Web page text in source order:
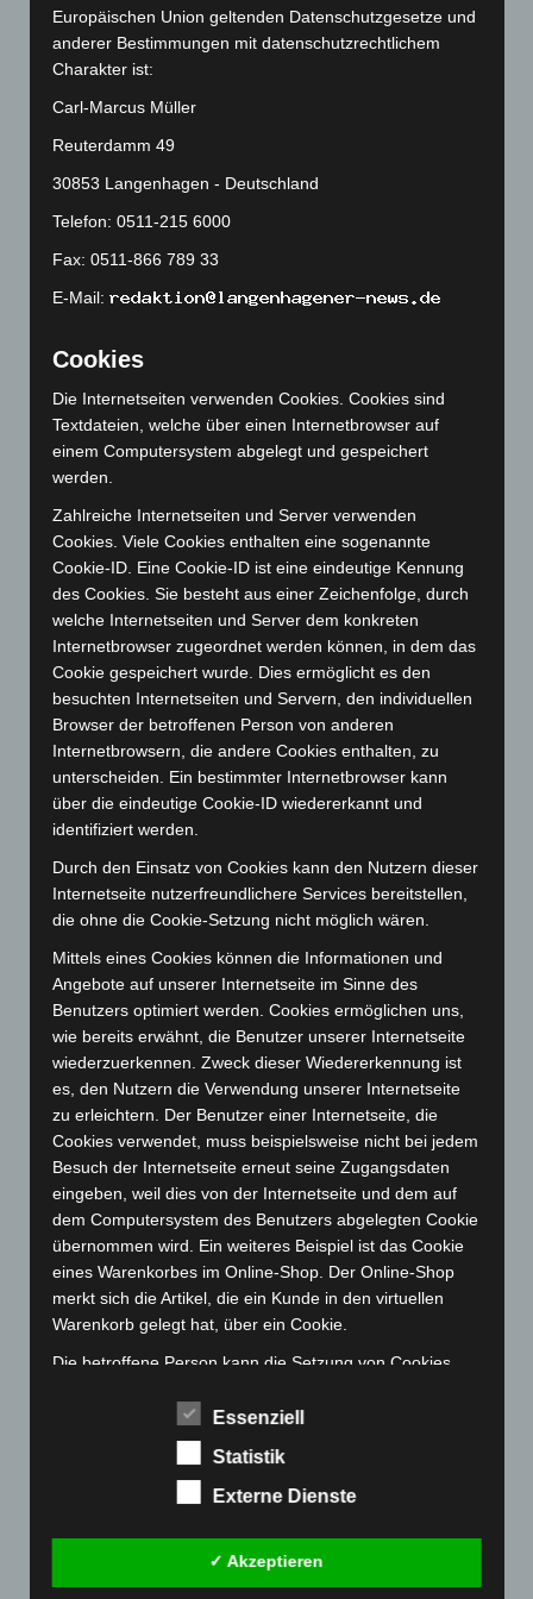
November 2025 (114)
Oktober 2025(112)
September 2025
August 2025(90)
Juli 2025(90)
Juni 2025(103)
Mai 2025 (112)
April 2025(88)
März 2025(111)
Januar 2025(88)
Dezember 2024(89)
November 2024(94)
Oktober 2024
September 2024(112)
August 2024(107)
Juli 2024 (89)
Juni 2024(107)
Mai 2024(149)
April 2024 (102)
März 2024(103)
Februar 2024(103)
Januar 2024(111)
Dezember 2023(130)
November 2023(130)
Oktober 2023(114)
August 2023
(134)
Juli 2023(118)
Juni 2023(142)
Mai 2023 (139)
April 2023(155)
März 2023(174)
Februar 2023(154)
Januar 2023(140)
Dezember 2022(130)
November 2022(167)
Oktober 2022(166)
September 2022(205)
(166)
April 2022(198)
Europäischen Union geltenden Datenschutzgesetze und
anderer Bestimmungen mit datenschutzrechtlichem
Charakter ist:
Carl-Marcus Müller
Reuterdamm 49
30853 Langenhagen - Deutschland
Telefon: 0511-215 6000
Fax: 0511-866 789 33
E-Mail:
Cookies
Die Internetseiten verwenden Cookies. Cookies sind
Textdateien, welche über einen Internetbrowser auf
einem Computersystem abgelegt und gespeichert
werden.
Zahlreiche Internetseiten und Server verwenden
Cookies. Viele Cookies enthalten eine sogenannte
Cookie-ID. Eine Cookie-ID ist eine eindeutige Kennung
des Cookies. Sie besteht aus einer Zeichenfolge, durch
welche Internetseiten und Server dem konkreten
Internetbrowser zugeordnet werden können, in dem das
Cookie gespeichert wurde. Dies ermöglicht es den
besuchten Internetseiten und Servern, den individuellen
Browser der betroffenen Person von anderen
Internetbrowsern, die andere Cookies enthalten, zu
unterscheiden. Ein bestimmter Internetbrowser kann
über die eindeutige Cookie-ID wiedererkannt und
identifiziert werden.
Durch den Einsatz von Cookies kann den Nutzern dieser
Internetseite nutzerfreundlichere Services bereitstellen,
die ohne die Cookie-Setzung nicht möglich wären.
Mittels eines Cookies können die Informationen und
Angebote auf unserer Internetseite im Sinne des
Benutzers optimiert werden. Cookies ermöglichen uns,
wie bereits erwähnt, die Benutzer unserer Internetseite
wiederzuerkennen. Zweck dieser Wiedererkennung ist
es, den Nutzern die Verwendung unserer Internetseite
zu erleichtern. Der Benutzer einer Internetseite, die
Cookies verwendet, muss beispielsweise nicht bei jedem
Besuch der Internetseite erneut seine Zugangsdaten
eingeben, weil dies von der Internetseite und dem auf
dem Computersystem des Benutzers abgelegten Cookie
übernommen wird. Ein weiteres Beispiel ist das Cookie
eines Warenkorbes im Online-Shop. Der Online-Shop
merkt sich die Artikel, die ein Kunde in den virtuellen
Warenkorb gelegt hat, über ein Cookie.
Die betroffene Person kann die Setzung von Cookies
entsprechenden Einstellung des genutzten
Internetbrowsers verhindern und damit der Setzung von
Cookies dauerhaft widersprechen. Ferner können
bereits gesetzte Cookies jederzeit über einen
Internetbrowsern möglich. Deaktiviert die betroffene
Essenziell
Statistik
Externe Dienste
✓ Akzeptieren